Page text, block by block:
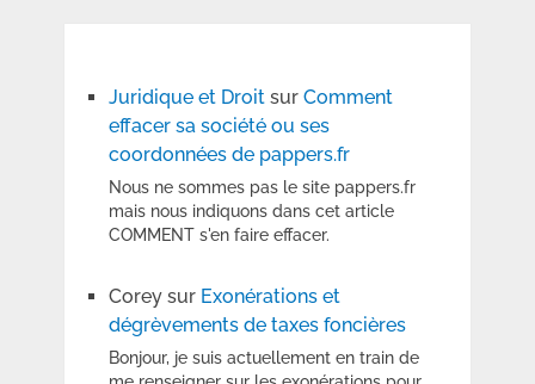
Juridique et Droitsur Comment
effacer sa société ou ses
coordonnées de pappers.fr
Nous ne sommes pas le site pappers.fr
mais nous indiquons dans cet article
COMMENT s'en faire effacer.
Coreysur Exonérations et
dégrèvements de taxes foncières
Bonjour, je suis actuellement en train de